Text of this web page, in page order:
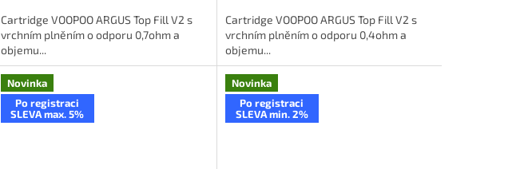
Cartridge VOOPOO ARGUS Top Fill V2 s
vrchním plněním o odporu 0,7ohm a
objemu...
Cartridge VOOPOO ARGUS Top Fill V2 s
vrchním plněním o odporu 0,4ohm a
objemu...
Novinka
Po registraci
SLEVA max. 5%
Novinka
Po registraci
SLEVA min. 2%